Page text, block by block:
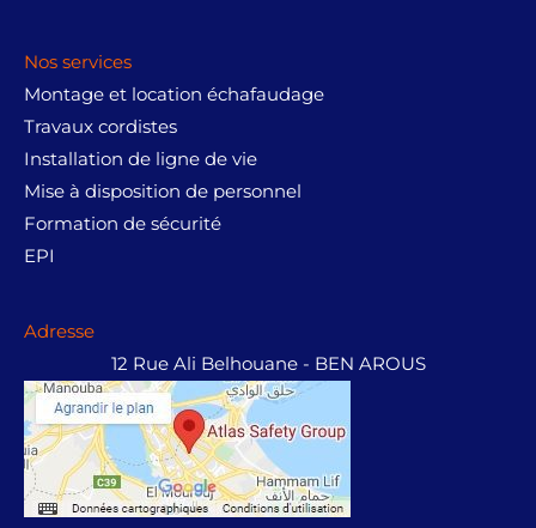
Nos services
Montage et location échafaudage
Travaux cordistes
Installation de ligne de vie
Mise à disposition de personnel
Formation de sécurité
EPI
Adresse
12 Rue Ali Belhouane - BEN AROUS